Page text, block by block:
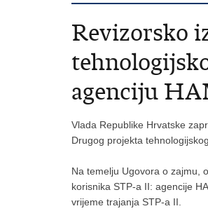
Revizorsko
agenciju
Vlada Republike Hrvatske
Drugog projekta
Na temelju Ugovora o zajmu,
korisnika STP-a II: agencije
vrijeme trajanja STP-a II.